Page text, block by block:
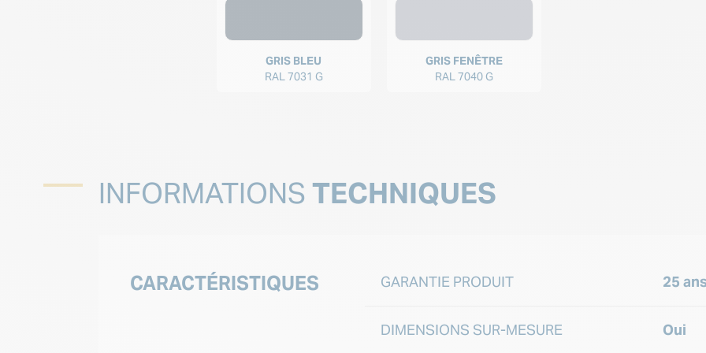
GRIS BLEU
RAL 7031 G
GRIS FENÊTRE
RAL 7040 G
INFORMATIONS TECHNIQUES
CARACTÉRISTIQUES GARANTIE PRODUIT 25
DIMENSIONS SUR-MESURE Oui